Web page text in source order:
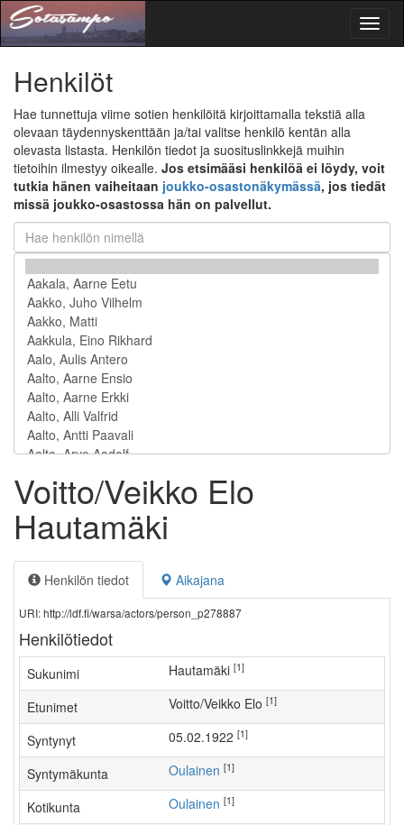
Henkilöt
Hae tunnettuja viime sotien henkilöitä kirjoittamalla tekstiä alla
olevaan täydennyskenttään ja/tai valitse henkilö kentän alla
olevasta listasta. Henkilön tiedot ja suosituslinkkejä muihin
tietoihin ilmestyy oikealle. Jos etsimääsi henkilöä ei löydy, voit
tutkia hänen vaiheitaan joukko-osastonäkymässä, jos tiedät
missä joukko-osastossa hän on palvellut.
Voitto/Veikko Elo
Hautamäki
Henkilön tiedot Aikajana
URI: http://ldf.fi/warsa/actors/person_p278887
Henkilötiedot
Sukunimi Hautamäki [1]
Etunimet Voitto/Veikko Elo [1]
Syntynyt 05.02.1922 [1]
Syntymäkunta Oulainen [1]
Kotikunta Oulainen [1]